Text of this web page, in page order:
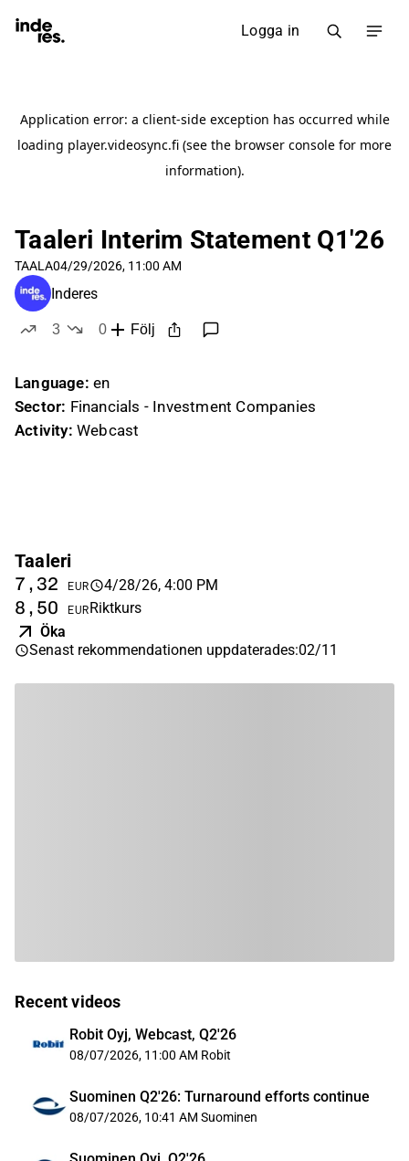
Logga in
Taaleri Interim Statement Q1'26
TAALA04/29/2026, 11:00 AM
Inderes
3
0
Följ
Language: en
Sector: Financials - Investment Companies
Activity: Webcast
Taaleri
7,32 EUR 4/28/26, 4:00 PM
8,50 EURRiktkurs
Öka
Senast rekommendationen uppdaterades:02/11
Recent videos
Robit Oyj, Webcast, Q2'26
08/07/2026, 11:00 AM Robit
Suominen Q2'26: Turnaround efforts continue
08/07/2026, 10:41 AM Suominen